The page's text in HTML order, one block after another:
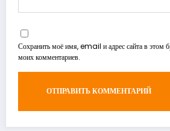
Сохранить моё имя, email и адрес сайта в этом
моих комментариев.